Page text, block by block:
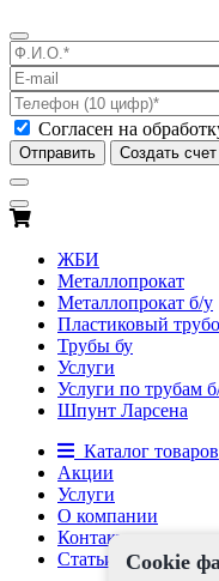
Согласен на
Отправить Создать счет
ЖБИ
Металлопрокат
Металлопрокат б/у
Пластиковый
Трубы бу
Услуги
Услуги по трубам
Шпунт Ларсена
Каталог товаров
Акции
Услуги
О компании
Контакты
Статьи
Cookie